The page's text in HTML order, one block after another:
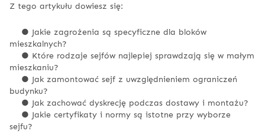
Z tego artykułu dowiesz się:
● Jakie zagrożenia są specyficzne dla bloków
mieszkalnych?
● Które rodzaje sejfów najlepiej sprawdzają się w małym
mieszkaniu?
● Jak zamontować sejf z uwzględnieniem ograniczeń
budynku?
● Jak zachować dyskrecję podczas dostawy i montażu?
● Jakie certyfikaty i normy są istotne przy wyborze
sejfu?